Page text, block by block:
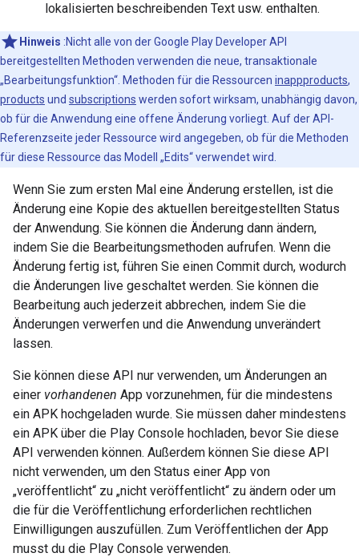
lokalisierten beschreibenden Text usw. enthalten.
Hinweis :Nicht alle von der Google Play Developer API
bereitgestellten Methoden verwenden die neue, transaktionale
„Bearbeitungsfunktion“. Methoden für die Ressourcen inappproducts,
products und subscriptions werden sofort wirksam, unabhängig davon,
ob für die Anwendung eine offene Änderung vorliegt. Auf der API-
Referenzseite jeder Ressource wird angegeben, ob für die Methoden
für diese Ressource das Modell „Edits“ verwendet wird.
Wenn Sie zum ersten Mal eine Änderung erstellen, ist die
Änderung eine Kopie des aktuellen bereitgestellten Status
der Anwendung. Sie können die Änderung dann ändern,
indem Sie die Bearbeitungsmethoden aufrufen. Wenn die
Änderung fertig ist, führen Sie einen Commit durch, wodurch
die Änderungen live geschaltet werden. Sie können die
Bearbeitung auch jederzeit abbrechen, indem Sie die
Änderungen verwerfen und die Anwendung unverändert
lassen.
Sie können diese API nur verwenden, um Änderungen an
einer vorhandenen App vorzunehmen, für die mindestens
ein APK hochgeladen wurde. Sie müssen daher mindestens
ein APK über die Play Console hochladen, bevor Sie diese
API verwenden können. Außerdem können Sie diese API
nicht verwenden, um den Status einer App von
„veröffentlicht“ zu „nicht veröffentlicht“ zu ändern oder um
die für die Veröffentlichung erforderlichen rechtlichen
Einwilligungen auszufüllen. Zum Veröffentlichen der App
musst du die Play Console verwenden.